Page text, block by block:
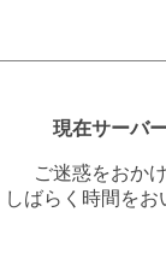
現在サーバ
ご迷惑をおか
しばらく時間を